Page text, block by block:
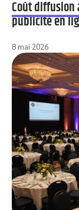
Coût
publicité en
8 mai 2026